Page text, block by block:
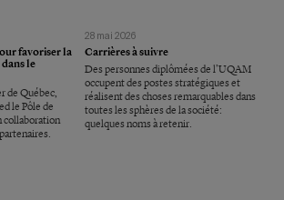
favoriser la
le
de Québec,
le Pôle de
collaboration
28 mai 2026
Carrières à suivre
Des personnes diplômées de l’UQAM
occupent des postes stratégiques et
réalisent des choses remarquables dans
toutes les sphères de la société:
quelques noms à retenir.